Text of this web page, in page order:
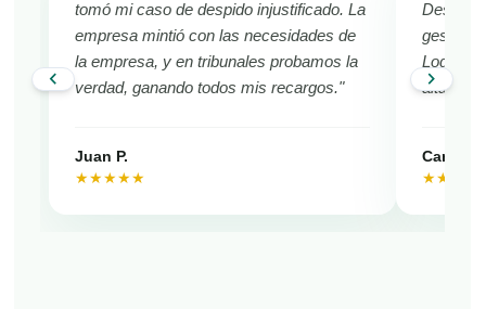
chevron_left
tomó mi caso de despido injustificado. La
empresa mintió con las necesidades de
la empresa, y en tribunales probamos la
verdad, ganando todos mis recargos."
Juan P.
★★★★★
Despido
gestionó
alta en
Camila
chevron_right